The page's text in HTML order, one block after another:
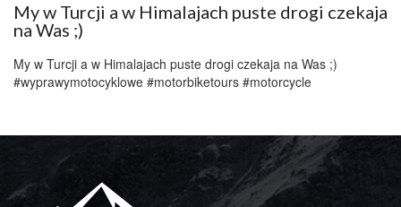
My w Turcji a w Himalajach puste drogi czekaja
na Was ;)
My w Turcji a w Himalajach puste drogi czekaja na Was ;)
#wyprawymotocyklowe #motorbiketours #motorcycle